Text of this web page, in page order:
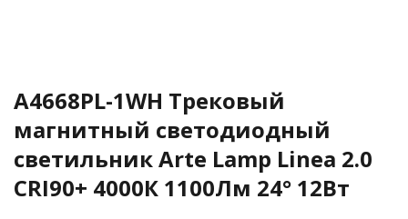
A4668PL-1WH Трековый
магнитный светодиодный
светильник Arte Lamp Linea 2.0
CRI90+ 4000К 1100Лм 24° 12Вт